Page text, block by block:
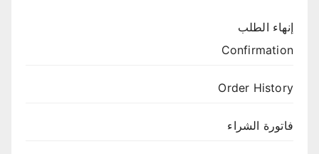
إنهاء الطلب
Confirmation
Order History
فاتورة الشراء